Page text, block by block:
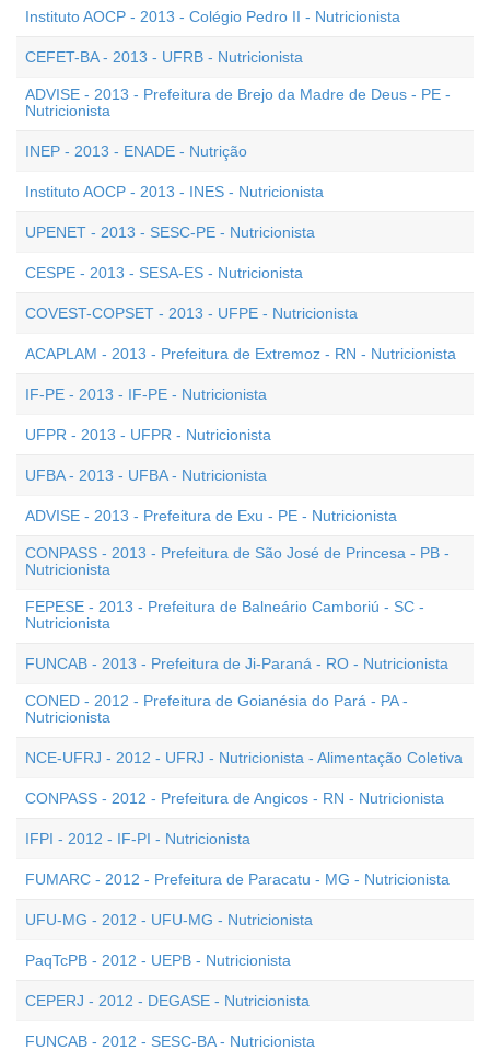
Instituto AOCP - 2013 - Colégio Pedro II - Nutricionista
CEFET-BA - 2013 - UFRB - Nutricionista
ADVISE - 2013 - Prefeitura de Brejo da Madre de Deus - PE -
Nutricionista
INEP - 2013 - ENADE - Nutrição
Instituto AOCP - 2013 - INES - Nutricionista
UPENET - 2013 - SESC-PE - Nutricionista
CESPE - 2013 - SESA-ES - Nutricionista
COVEST-COPSET - 2013 - UFPE - Nutricionista
ACAPLAM - 2013 - Prefeitura de Extremoz - RN - Nutricionista
IF-PE - 2013 - IF-PE - Nutricionista
UFPR - 2013 - UFPR - Nutricionista
UFBA - 2013 - UFBA - Nutricionista
ADVISE - 2013 - Prefeitura de Exu - PE - Nutricionista
CONPASS - 2013 - Prefeitura de São José de Princesa - PB -
Nutricionista
FEPESE - 2013 - Prefeitura de Balneário Camboriú - SC -
Nutricionista
FUNCAB - 2013 - Prefeitura de Ji-Paraná - RO - Nutricionista
CONED - 2012 - Prefeitura de Goianésia do Pará - PA -
Nutricionista
NCE-UFRJ - 2012 - UFRJ - Nutricionista - Alimentação Coletiva
CONPASS - 2012 - Prefeitura de Angicos - RN - Nutricionista
IFPI - 2012 - IF-PI - Nutricionista
FUMARC - 2012 - Prefeitura de Paracatu - MG - Nutricionista
UFU-MG - 2012 - UFU-MG - Nutricionista
PaqTcPB - 2012 - UEPB - Nutricionista
CEPERJ - 2012 - DEGASE - Nutricionista
FUNCAB - 2012 - SESC-BA - Nutricionista